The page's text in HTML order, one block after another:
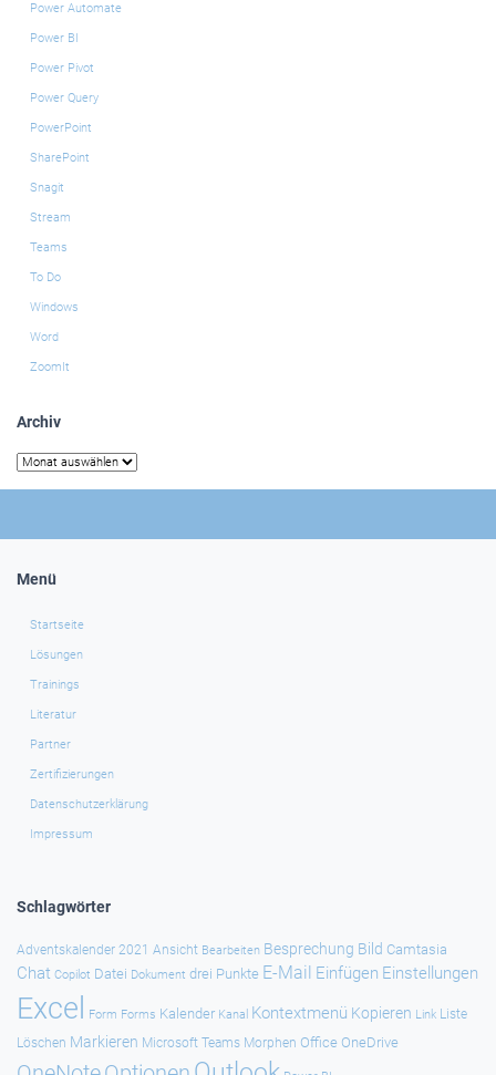
Power Automate
Power BI
Power Pivot
Power Query
PowerPoint
SharePoint
Snagit
Stream
Teams
To Do
Windows
Word
ZoomIt
Archiv
Archiv
Menü
Startseite
Lösungen
Trainings
Literatur
Partner
Zertifizierungen
Datenschutzerklärung
Impressum
Schlagwörter
Adventskalender 2021 Ansicht Bearbeiten Besprechung Bild Camtasia
Chat Copilot Datei Dokument drei Punkte E-Mail Einfügen Einstellungen
Excel Form Forms Kalender Kanal Kontextmenü Kopieren Link Liste
Löschen Markieren Microsoft Teams Morphen Office OneDrive